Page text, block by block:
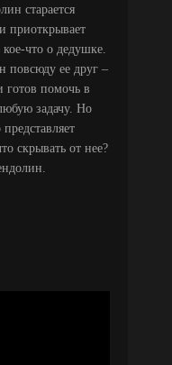
старается
приоткрывает
что о дедушке.
повсюду ее друг –
готoв помочь в
задачу. Но
скрывать от нее?